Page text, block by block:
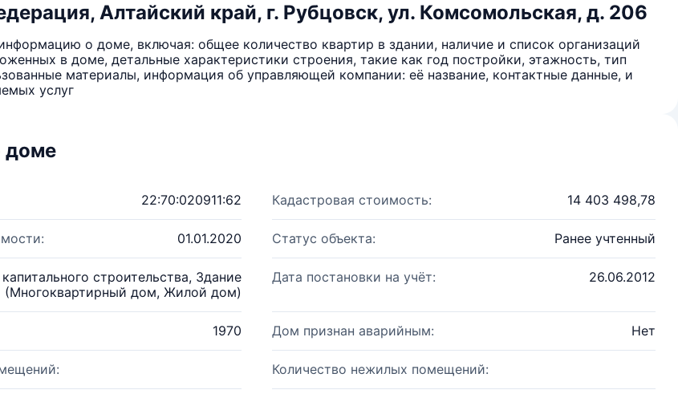
Алтайский край, г. Рубцовск, ул. Комсомольская, д. 206
о доме, включая: общее количество квартир в здании, наличие и список организаций
в доме, детальные характеристики строения, такие как год постройки, этажность, тип
материалы, информация об управляющей компании: её название, контактные данные, и
услуг
доме
22:70:020911:62 Кадастровая стоимость: 14 403 498,78
01.01.2020 Статус объекта: Ранее учтенный
строительства, Здание
(Многоквартирный дом, Жилой дом)
Дата постановки на учёт: 26.06.2012
1970 Дом признан аварийным: Нет
Количество нежилых помещений: